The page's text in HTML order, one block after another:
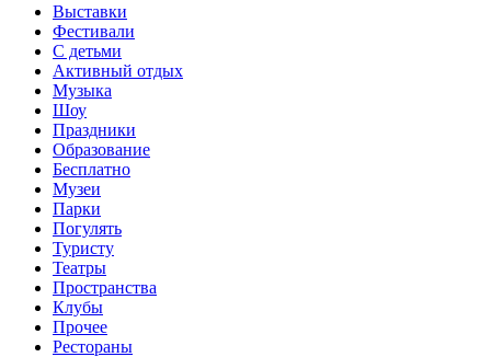
Выставки
Фестивали
С детьми
Активный отдых
Музыка
Шоу
Праздники
Образование
Бесплатно
Музеи
Парки
Погулять
Туристу
Театры
Пространства
Клубы
Прочее
Рестораны